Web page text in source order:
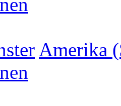
Amerika